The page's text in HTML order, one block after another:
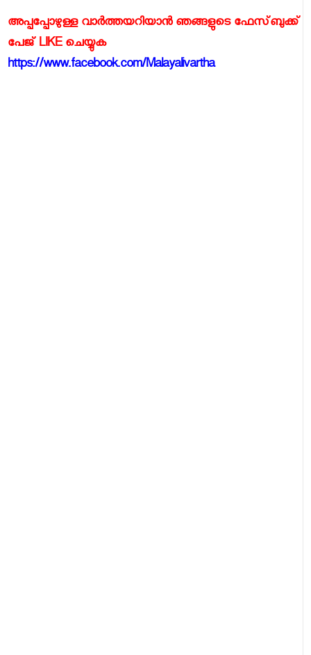
അപ്പപ്പോഴുള്ള വാര്‍ത്തയറിയാന്‍ ഞങ്ങളുടെ ഫേസ്‌ബുക്ക്‌
പേജ് LIKE ചെയ്യുക
https://www.facebook.com/Malayalivartha